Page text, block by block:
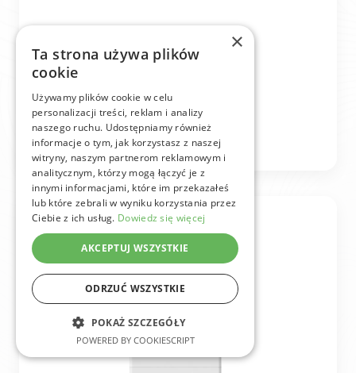
MAGAZYN ENERGII
SunESS Sun 15h
Magazyn energii 15 kWh.
WIĘCEJ
×
Ta strona używa plików
cookie
Używamy plików cookie w celu
personalizacji treści, reklam i analizy
naszego ruchu. Udostępniamy również
informacje o tym, jak korzystasz z naszej
witryny, naszym partnerom reklamowym i
analitycznym, którzy mogą łączyć je z
innymi informacjami, które im przekazałeś
lub które zebrali w wyniku korzystania przez
Ciebie z ich usług. Dowiedz się więcej
AKCEPTUJ WSZYSTKIE
ODRZUĆ WSZYSTKIE
POKAŻ SZCZEGÓŁY
POWERED BY COOKIESCRIPT